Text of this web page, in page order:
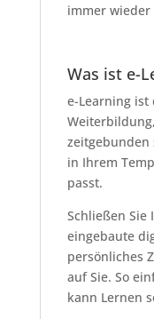
immer
Was ist e-
e-Learning
zeitgebunden
in Ihrem
passt.
Schließen
eingebaute
persönliches
auf Sie. So
kann Lernen